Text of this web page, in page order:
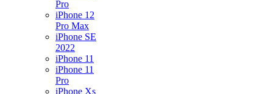
Pro
iPhone 12
Pro Max
iPhone SE
2022
iPhone 11
iPhone 11
Pro
iPhone Xs